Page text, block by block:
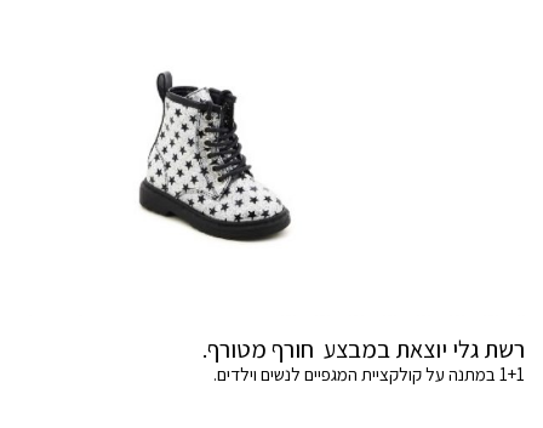
רשת גלי יוצאת במבצע חורף מטורף.
1+1 במתנה על קולקציית המגפיים לנשים וילדים.